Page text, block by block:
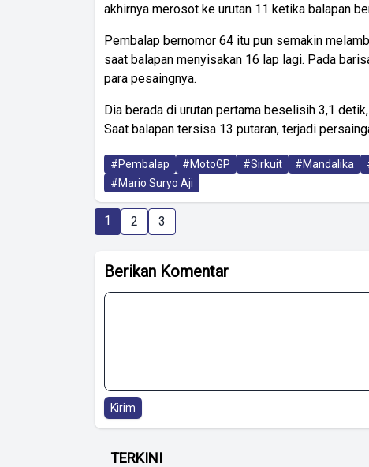
akhirnya merosot ke urutan 11 ketika balapan
Pembalap bernomor 64 itu pun semakin
saat balapan menyisakan 16 lap lagi. Pada
para pesaingnya.
Dia berada di urutan pertama beselisih 3,1
Saat balapan tersisa 13 putaran, terjadi
#Pembalap #MotoGP #Sirkuit #Mandalika
#Mario Suryo Aji
1 2 3
Berikan Komentar
Kirim
TERKINI